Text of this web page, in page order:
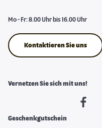
Mo - Fr: 8.00 Uhr bis 16.00 Uhr
Kontaktieren Sie uns
Vernetzen Sie sich mit uns!
Geschenkgutschein